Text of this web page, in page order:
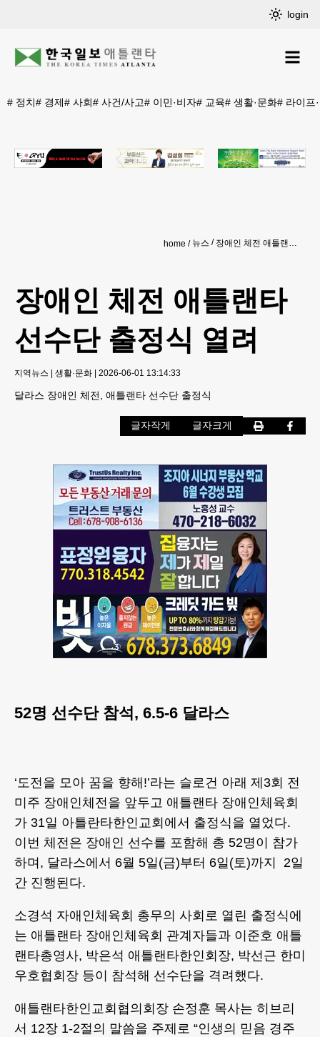
login
# 정치# 경제# 사회# 사건/사고# 이민·비자# 교육# 생활·문화# 라이프
home 뉴스 장애인 체전 애틀랜타 선수단 출정식 열려
장애인 체전 애틀랜타
선수단 출정식 열려
지역뉴스 | 생활·문화 | 2026-06-01 13:14:33
달라스 장애인 체전, 애틀랜타 선수단 출정식
글자작게 글자크게
52명 선수단 참석, 6.5-6 달라스
‘도전을 모아 꿈을 향해!’라는 슬로건 아래 제3회 전
미주 장애인체전을 앞두고 애틀랜타 장애인체육회
가 31일 아틀란타한인교회에서 출정식을 열었다.
이번 체전은 장애인 선수를 포함해 총 52명이 참가
하며, 달라스에서 6월 5일(금)부터 6일(토)까지 2일
간 진행된다.
소경석 자애인체육회 총무의 사회로 열린 출정식에
는 애틀랜타 장애인체육회 관계자들과 이준호 애틀
랜타총영사, 박은석 애틀랜타한인회장, 박선근 한미
우호협회장 등이 참석해 선수단을 격려했다.
애틀랜타한인교회협의회장 손정훈 목사는 히브리
서 12장 1-2절의 말씀을 주제로 “인생의 믿음 경주